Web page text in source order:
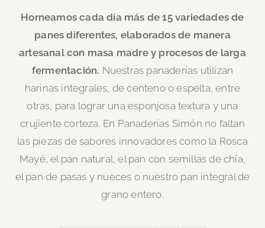
Horneamos cada día más de 15 variedades de
panes diferentes, elaborados de manera
artesanal con masa madre y procesos de larga
fermentación. Nuestras panaderías utilizan
harinas integrales, de centeno o espelta, entre
otras, para lograr una esponjosa textura y una
crujiente corteza. En Panaderías Simón no faltan
las piezas de sabores innovadores como la Rosca
Mayé, el pan natural, el pan con semillas de chía,
el pan de pasas y nueces o nuestro pan integral de
grano entero.